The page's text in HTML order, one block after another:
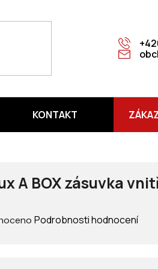
KONTAKT
A BOX zásuvka
Podrobnosti hodnocení